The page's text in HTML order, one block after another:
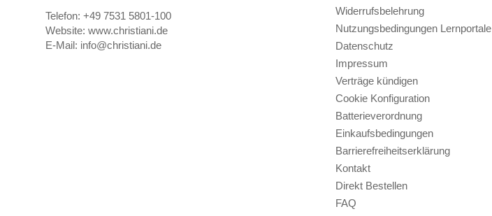
Telefon: +49 7531 5801-100
Website: www.christiani.de
E-Mail: info@christiani.de
Widerrufsbelehrung
Nutzungsbedingungen Lernportale
Datenschutz
Impressum
Verträge kündigen
Cookie Konfiguration
Batterieverordnung
Einkaufsbedingungen
Barrierefreiheitserklärung
Kontakt
Direkt Bestellen
FAQ